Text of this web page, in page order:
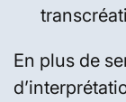
En plus de